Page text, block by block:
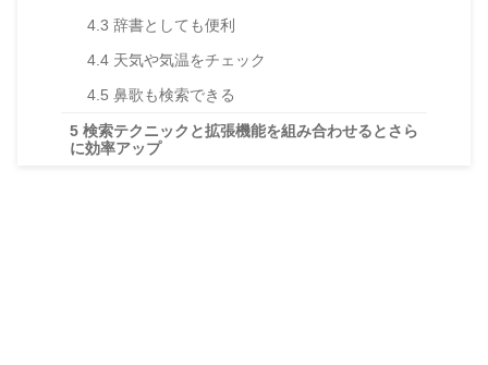
4.3 辞書としても便利
4.4 天気や気温をチェック
4.5 鼻歌も検索できる
5 検索テクニックと拡張機能を組み合わせるとさら
に効率アップ